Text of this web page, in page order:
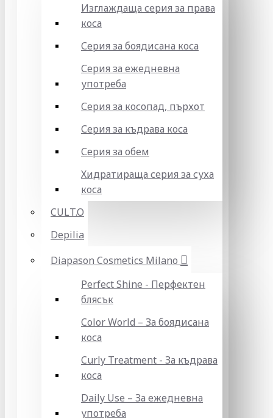
Изглаждаща серия за права
коса
Серия за боядисана коса
Серия за ежедневна
употреба
Серия за косопад, пърхот
Серия за къдрава коса
Серия за обем
Хидратираща серия за суха
коса
CULT.O
Depilia
Diapason Cosmetics Milano
Perfect Shine - Перфектен
блясък
Color World – За боядисана
коса
Curly Treatment - За къдрава
коса
Daily Use – За ежедневна
употреба